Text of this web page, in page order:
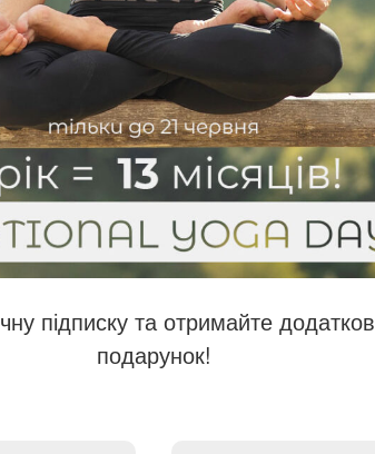
підписку та отримайте
подарунок!